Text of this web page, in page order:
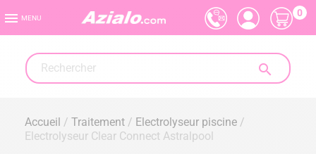
 MENU

0
Accueil Traitement
Electrolyseur piscine
Electrolyseur Clear Connect Astralpool